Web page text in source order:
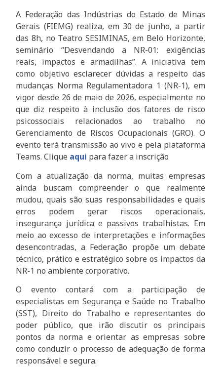
A Federação das Indústrias do Estado de Minas
Gerais (FIEMG) realiza, em 30 de junho, a partir
das 8h, no Teatro SESIMINAS, em Belo Horizonte,
seminário “Desvendando a NR-01: exigências
reais, impactos e armadilhas”. A iniciativa tem
como objetivo esclarecer dúvidas a respeito das
mudanças Norma Regulamentadora 1 (NR-1), em
vigor desde 26 de maio de 2026, especialmente no
que diz respeito à inclusão dos fatores de risco
psicossociais relacionados ao trabalho no
Gerenciamento de Riscos Ocupacionais (GRO). O
evento terá transmissão ao vivo e pela plataforma
Teams. Clique aqui para fazer a inscrição
Com a atualização da norma, muitas empresas
ainda buscam compreender o que realmente
mudou, quais são suas responsabilidades e quais
erros podem gerar riscos operacionais,
insegurança jurídica e passivos trabalhistas. Em
meio ao excesso de interpretações e informações
desencontradas, a Federação propõe um debate
técnico, prático e estratégico sobre os impactos da
NR-1 no ambiente corporativo.
O evento contará com a participação de
especialistas em Segurança e Saúde no Trabalho
(SST), Direito do Trabalho e representantes do
poder público, que irão discutir os principais
pontos da norma e orientar as empresas sobre
como conduzir o processo de adequação de forma
responsável e segura.